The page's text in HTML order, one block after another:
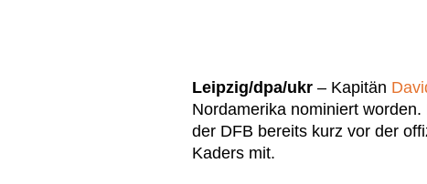
Leipzig/dpa/ukr – Kapitän
Nordamerika nominiert
der DFB bereits kurz vor der
Kaders mit.